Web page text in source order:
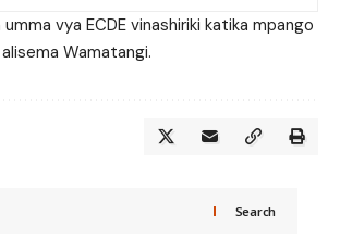
vya ECDE vinashiriki katika mpango
Wamatangi.
Search